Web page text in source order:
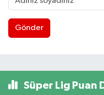
Gönder
Süper Lig Puan